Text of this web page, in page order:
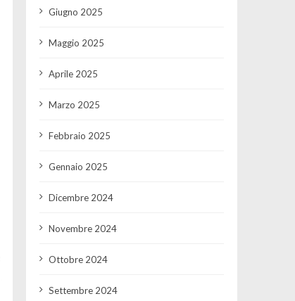
Giugno 2025
Maggio 2025
Aprile 2025
Marzo 2025
Febbraio 2025
Gennaio 2025
Dicembre 2024
Novembre 2024
Ottobre 2024
Settembre 2024